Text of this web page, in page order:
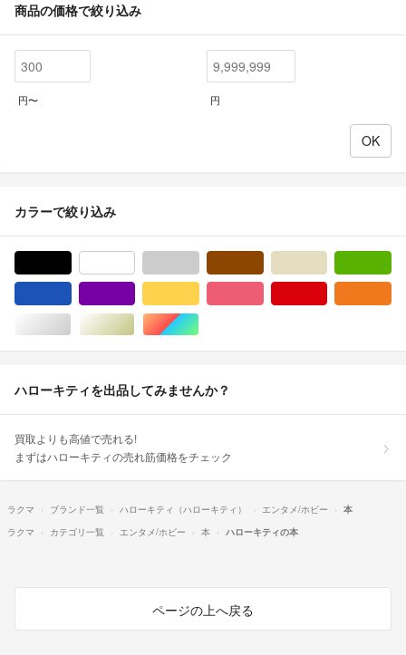
商品の価格で絞り込み
円〜 円
カラーで絞り込み
シルバー/銀色系ゴールド/金色系マルチカラー
ハローキティを出品してみませんか？
買取よりも高値で売れる!
まずはハローキティの売れ筋価格をチェック
ラクマ ブランド一覧 ハローキティ（ハローキティ） エンタメ/ホビー
本
ラクマ
カテゴリ一覧 エンタメ/ホビー 本 ハローキティの本
ページの上へ戻る